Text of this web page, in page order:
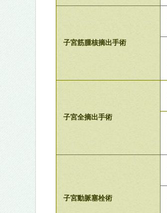
子宮筋腫核摘出手術
子宮全摘出手術
子宮動脈塞栓術